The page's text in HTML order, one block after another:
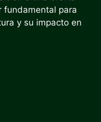
fundamental para
y su impacto en